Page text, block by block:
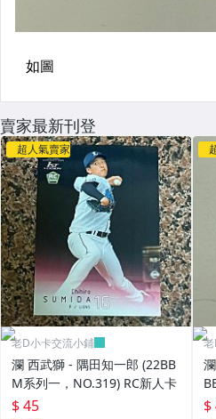
賣家最新刊登
超人氣賣家
老D小卡交流小鋪
瀾 西武獅 - 隅田知一郎 (22BB
M系列一，NO.319) RC新人卡
$ 45
瀾 樂天金鷹 - 茂木榮五郎 ( 16
卡
$